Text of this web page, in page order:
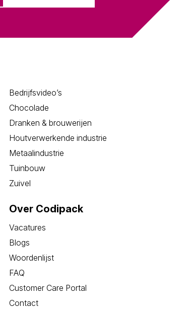
Bedrijfsvideo’s
Chocolade
Dranken & brouwerijen
Houtverwerkende industrie
Metaalindustrie
Tuinbouw
Zuivel
Over Codipack
Vacatures
Blogs
Woordenlijst
FAQ
Customer Care Portal
Contact